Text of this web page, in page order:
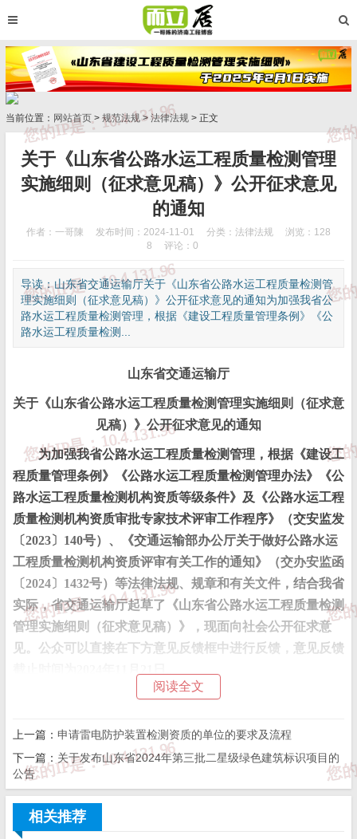
当前位置： 网站首页 > 规范法规> 法律法规 > 正文
关于《山东省公路水运工程质量检测管理
实施细则（征求意见稿）》公开征求意见
的通知
作者：一哥陳 发布时间：2024-11-01 分类： 法律法规
浏览：128
8
评论：0
导读：山东省交通运输厅关于《山东省公路水运工程质量检测管
理实施细则（征求意见稿）》公开征求意见的通知为加强我省公
路水运工程质量检测管理，根据《建设工程质量管理条例》《公
路水运工程质量检测...
山东省交通运输厅
关于《山东省公路水运工程质量检测管理实施细则（征求意
见稿）》公开征求意见的通知
为加强我省公路水运工程质量检测管理，根据《建设工
程质量管理条例》《公路水运工程质量检测管理办法》《公
路水运工程质量检测机构资质等级条件》及《公路水运工程
质量检测机构资质审批专家技术评审工作程序》（交安监发
〔2023〕140号）、《交通运输部办公厅关于做好公路水运
工程质量检测机构资质评审有关工作的通知》（交办安监函
〔2024〕1432号）等法律法规、规章和有关文件 ，结合我省
实际，省交通运输厅起草了《山东省公路水运工程质量检测
管理实施细则（征求意见稿）》，现面向社会公开征求意
见。 公众可以直接在下方意见反馈框中进行反馈， 意见反馈
山东省公路水运工程质量检测管理实施细则（征求意见稿）
第一章 总则
阅读全文
上一篇： 申请雷电防护装置检测资质的单位的要求及流程
下一篇： 关于发布山东省2024年第三批二星级绿色建筑标识项目的
公告
相关推荐